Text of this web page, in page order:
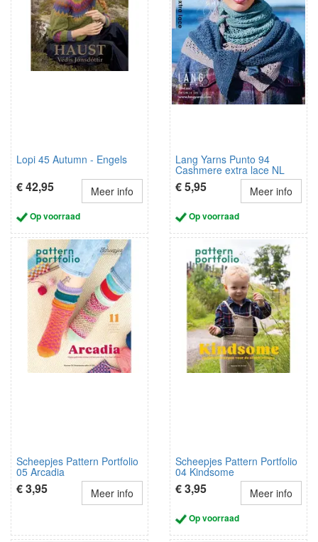
Lopi 45 Autumn - Engels
€ 42,95 Meer info
Op voorraad
Lang Yarns Punto 94
Cashmere extra lace NL
€ 5,95 Meer info
Op voorraad
Scheepjes Pattern Portfolio
05 Arcadia
€ 3,95 Meer info
Scheepjes Pattern Portfolio
04 Kindsome
€ 3,95 Meer info
Op voorraad